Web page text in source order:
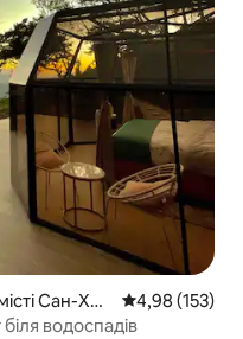
Сан-Хос
Середня
4,98 (153)
водоспадів